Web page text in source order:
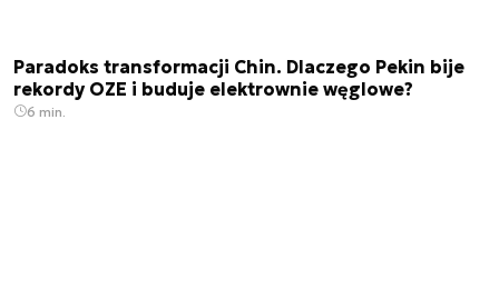
Paradoks transformacji Chin. Dlaczego Pekin bije
rekordy OZE i buduje elektrownie węglowe?
6 min.